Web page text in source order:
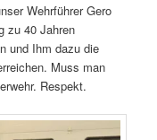
Wehrführer Gero
zu 40 Jahren
und Ihm dazu die
Muss man
Respekt.